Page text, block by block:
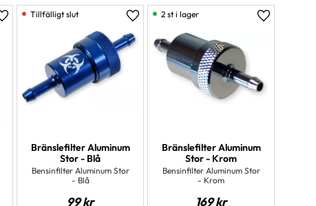
Lägg till i favoriter
Bränslefilter Aluminum
Stor - Blå
Bensinfilter Aluminum Stor
- Blå
99kr
Lägg till i favoriter
Bränslefilter Aluminum
Stor - Krom
Bensinfilter Aluminum Stor
- Krom
169kr
Lägg till i
2 st i lager